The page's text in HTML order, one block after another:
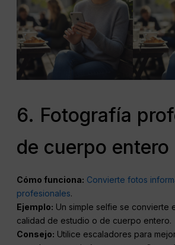
6. Fotografía
de cuerpo entero
Cómo funciona: Convierte fotos
profesionales.
Ejemplo: Un simple selfie se convierte
calidad de estudio o de cuerpo entero.
Consejo: Utilice escaladores para